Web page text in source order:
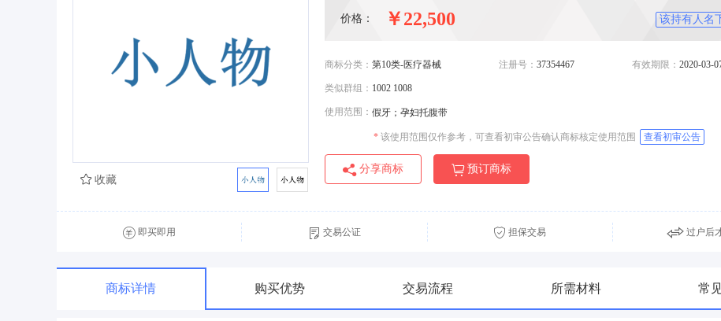
价格： ￥22,500 该持有人名
商标分类： 第10类-医疗器械 注册号： 37354467 有效期限： 2020-03-
类似群组： 1002 1008
使用范围： 假牙；孕妇托腹带
* 该使用范围仅作参考，可查看初审公告确认商标核定使用范围 查看初审公告
分享商标
预订商标
收藏
即买即用 交易公证 担保交易 过户后
商标详情 购买优势 交易流程 所需材料 常